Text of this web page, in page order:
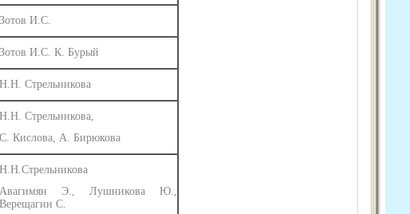
Зотов И.С.
Зотов И.С. К. Бурый
Н.Н. Стрельникова
Н.Н. Стрельникова,
С. Кислова, А. Бирюкова
Н.Н.Стрельникова
Авагимян Э., Лушникова Ю.,
Верещагин С.